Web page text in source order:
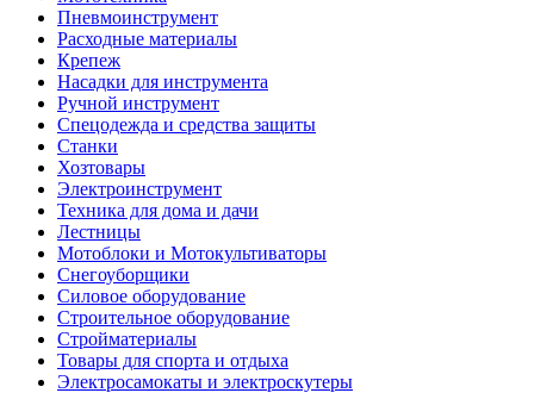
Пневмоинструмент
Расходные материалы
Крепеж
Насадки для инструмента
Ручной инструмент
Спецодежда и средства защиты
Станки
Хозтовары
Электроинструмент
Техника для дома и дачи
Лестницы
Мотоблоки и Мотокультиваторы
Снегоуборщики
Силовое оборудование
Строительное оборудование
Стройматериалы
Товары для спорта и отдыха
Электросамокаты и электроскутеры